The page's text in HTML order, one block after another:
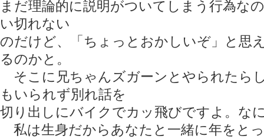
まだ理論的に説明がついてしまう行為な
い切れない
のだけど、「ちょっとおかしいぞ」と思
るのかと。
そこに兄ちゃんズガーンとやられたら
もいられず別れ話を
切り出しにバイクでカッ飛びですよ。な
私は生身だからあなたと一緒に年をと